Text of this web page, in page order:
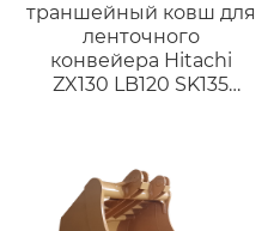
траншейный ковш для
ленточного
конвейера Hitachi
ZX130 LB120 SK135